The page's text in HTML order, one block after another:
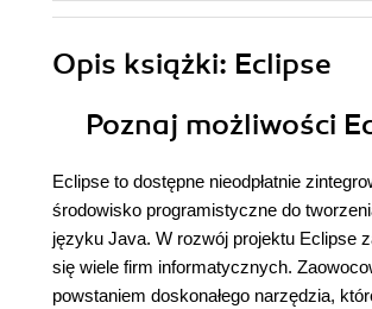
Opis książki: Eclipse
Poznaj możliwości
Eclipse to dostępne nieodpłatnie
środowisko programistyczne do
języku Java. W rozwój projektu Eclipse
się wiele firm informatycznych.
powstaniem doskonałego narzędzia,